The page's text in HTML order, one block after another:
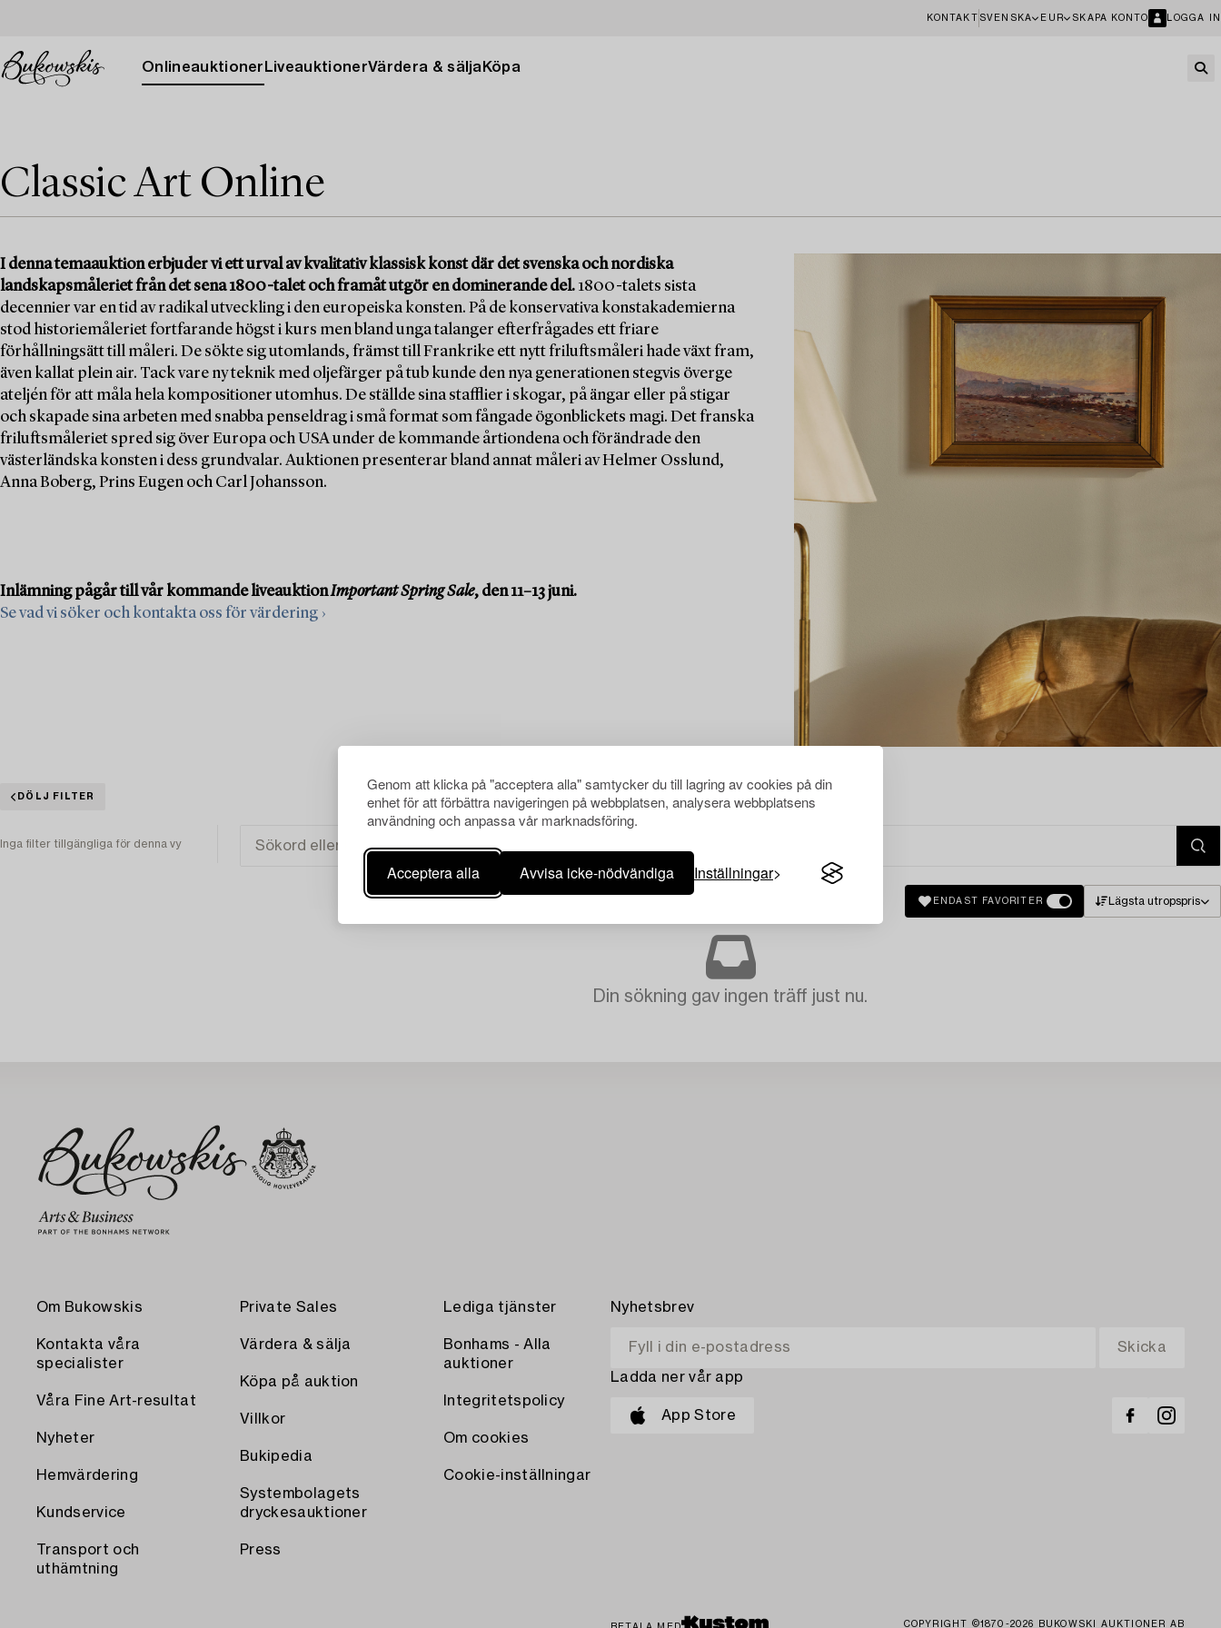
Genom att klicka på "acceptera alla" samtycker du till lagring av cookies på din
enhet för att förbättra navigeringen på webbplatsen, analysera webbplatsens
användning och anpassa vår marknadsföring.
Acceptera alla Avvisa icke-nödvändiga Inställningar
KONTAKT SVENSKA EUR SKAPA KONTO LOGGA IN
Onlineauktioner LiveauktionerVärdera & sälja Köpa
Classic Art Online
I denna temaauktion erbjuder vi ett urval av kvalitativ klassisk konst där det svenska och nordiska
landskapsmåleriet från det sena 1800-talet och framåt utgör en dominerande del. 1800-talets sista
decennier var en tid av radikal utveckling i den europeiska konsten. På de konservativa konstakademierna
stod historiemåleriet fortfarande högst i kurs men bland unga talanger efterfrågades ett friare
förhållningsätt till måleri. De sökte sig utomlands, främst till Frankrike ett nytt friluftsmåleri hade växt fram,
även kallat plein air. Tack vare ny teknik med oljefärger på tub kunde den nya generationen stegvis överge
ateljén för att måla hela kompositioner utomhus. De ställde sina stafflier i skogar, på ängar eller på stigar
och skapade sina arbeten med snabba penseldrag i små format som fångade ögonblickets magi. Det franska
friluftsmåleriet spred sig över Europa och USA under de kommande årtiondena och förändrade den
västerländska konsten i dess grundvalar. Auktionen presenterar bland annat måleri av Helmer Osslund,
Anna Boberg, Prins Eugen och Carl Johansson.
Inlämning pågår till vår kommande liveauktionImportant Spring Sale, den 11–13 juni.
Se vad vi söker och kontakta oss för värdering ›
DÖLJ FILTER
Inga filter tillgängliga för denna vy
ENDAST FAVORITER Lägsta utropspris
Din sökning gav ingen träff just nu.
Om Bukowskis
Kontakta våra
specialister
Våra Fine Art-resultat
Nyheter
Hemvärdering
Kundservice
Transport och
uthämtning
Private Sales
Värdera & sälja
Köpa på auktion
Villkor
Bukipedia
Systembolagets
dryckesauktioner
Press
Lediga tjänster
Bonhams - Alla
auktioner
Integritetspolicy
Om cookies
Cookie-inställningar
Nyhetsbrev
Ladda ner vår app
App Store
COPYRIGHT ©1870-2026 BUKOWSKI AUKTIONER AB